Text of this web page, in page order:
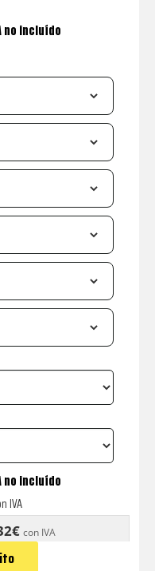
no incluído
no incluído
IVA
con IVA